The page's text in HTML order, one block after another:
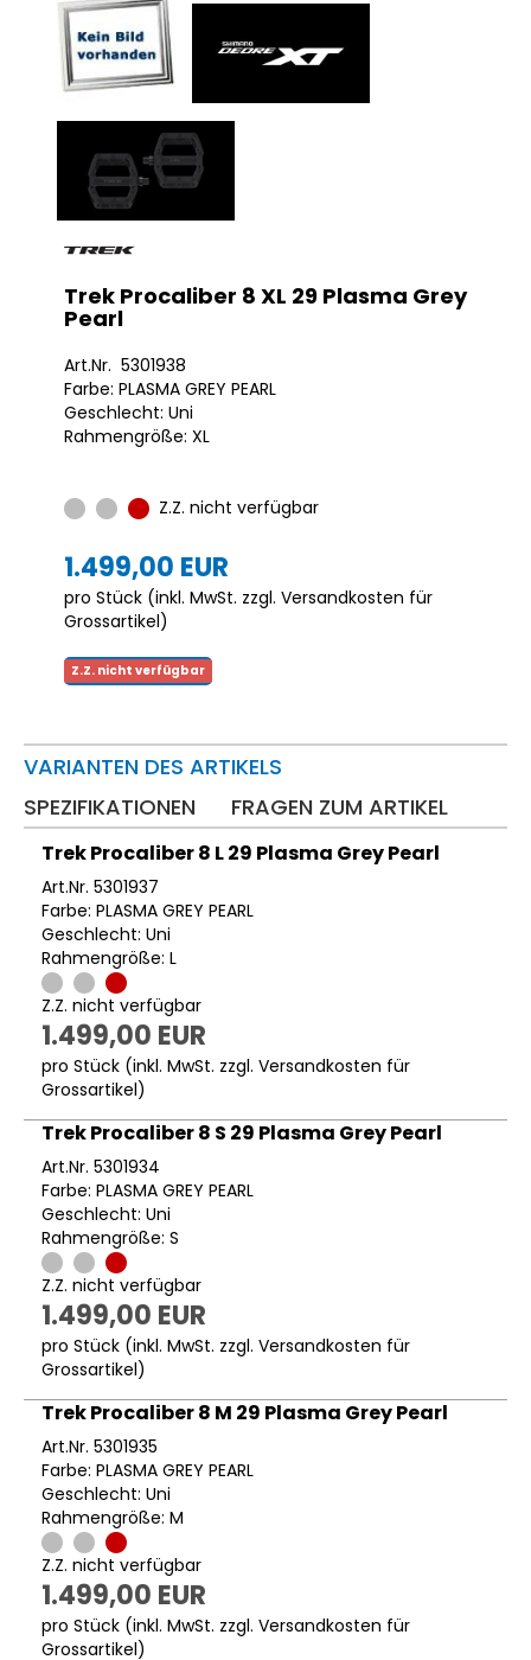
Trek Procaliber 8 XL 29 Plasma Grey
Pearl
Art.Nr. 5301938
Farbe: PLASMA GREY PEARL
Geschlecht: Uni
Rahmengröße: XL
Z.Z. nicht verfügbar
1.499,00 EUR
pro Stück (inkl. MwSt. zzgl. Versandkosten für
Grossartikel)
Z.Z. nicht verfügbar
VARIANTEN DES ARTIKELS
SPEZIFIKATIONEN
FRAGEN ZUM ARTIKEL
Trek Procaliber 8 L 29 Plasma Grey Pearl
Art.Nr. 5301937
Farbe: PLASMA GREY PEARL
Geschlecht: Uni
Rahmengröße: L
Z.Z. nicht verfügbar
1.499,00 EUR
pro Stück (inkl. MwSt. zzgl. Versandkosten für
Grossartikel)
Trek Procaliber 8 S 29 Plasma Grey Pearl
Art.Nr. 5301934
Farbe: PLASMA GREY PEARL
Geschlecht: Uni
Rahmengröße: S
Z.Z. nicht verfügbar
1.499,00 EUR
pro Stück (inkl. MwSt. zzgl. Versandkosten für
Grossartikel)
Trek Procaliber 8 M 29 Plasma Grey Pearl
Art.Nr. 5301935
Farbe: PLASMA GREY PEARL
Geschlecht: Uni
Rahmengröße: M
Z.Z. nicht verfügbar
1.499,00 EUR
pro Stück (inkl. MwSt. zzgl. Versandkosten für
Grossartikel)